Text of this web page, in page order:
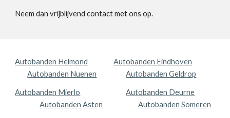
Neem dan vrijblijvend contact met ons op.
Autobanden Helmond
Autobanden Eindhoven
Autobanden Nuenen
Autobanden Geldrop
Autobanden Mierlo
Autobanden Deurne
Autobanden Asten
Autobanden Someren